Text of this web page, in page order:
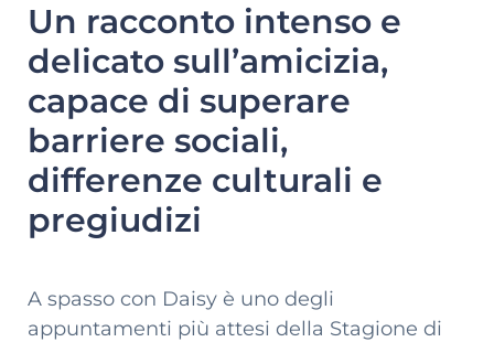
Un racconto intenso e
delicato sull’amicizia,
capace di superare
barriere sociali,
differenze culturali e
pregiudizi
A spasso con Daisy è uno degli
appuntamenti più attesi della Stagione di